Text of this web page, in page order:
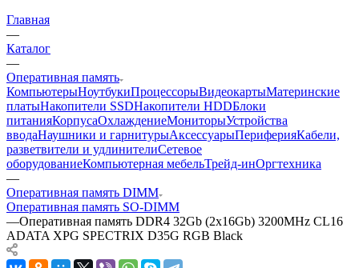
Главная
—
Каталог
—
Оперативная память
КомпьютерыНоутбукиПроцессорыВидеокартыМатеринские
платыНакопители SSDНакопители HDDБлоки
питанияКорпусаОхлаждениеМониторыУстройства
вводаНаушники и гарнитурыАксессуарыПериферияКабели,
разветвители и удлинителиСетевое
оборудованиеКомпьютерная мебельТрейд-инОргтехника
—
Оперативная память DIMM
Оперативная память SO-DIMM
—Оперативная память DDR4 32Gb (2x16Gb) 3200MHz CL16
ADATA XPG SPECTRIX D35G RGB Black